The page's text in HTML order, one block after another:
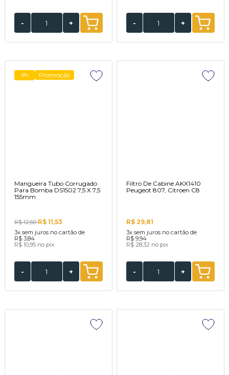
- + - +
-8% Promoção
Mangueira Tubo Corrugado
Para Bomba DS1502 7,5 X 7,5
155mm
R$ 12,60R$ 11,53
3x sem juros no cartão de
R$ 3,84
R$ 10,95 no pix
- +
Filtro De Cabine AKX1410
Peugeot 807, Citroen C8
R$ 29,81
3x sem juros no cartão de
R$ 9,94
R$ 28,32 no pix
- +